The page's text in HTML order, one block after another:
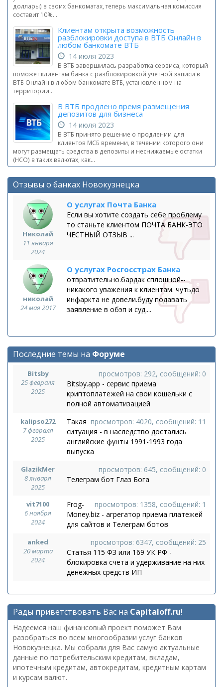
доллары) в своих банкоматах, теперь максимальная комиссия
составит 10%...
Клиентам открыта возможность
разблокировки доступа в ВТБ Онлайн в
любом банкомате ВТБ
14 июля 2023
В ВТБ завершилась разработка сервиса, который
поможет клиентам банка с разблокировкой учетной записи в
ВТБ Онлайн в любом банкомате ВТБ, установленном на
территории...
В ВТБ продлено время размещения
депозитов для бизнеса
14 июля 2023
В ВТБ принято решение о продлении для
клиентов МСБ времени, в течении которого они
могут размещать средства в депозиты и неснижаемые остатки
(НСО) в таких валютах, как...
Отзывы о банках Новокузнецка
Николай
11 января
2024
О услугах Почта Банка
Если вы хотите создать себе проблему
то станьте клиентом ПОЧТА БАНК-ЭТО
ЧЕСТНЫЙ ОТЗЫВ ...
николай
24 мая 2017
О услугах Росгосстрах Банка
отвратительно.бардак сплошной--
никакого уважения к клиентам. чутьдо
инфаркта не довели.буду подавать
заявление в обэп и суд....
Последние темы на Форуме
Bitsby
25 февраля
2025
просмотров: 292, сообщений: 0
Bitsby.app - сервис приема
криптоплатежей на свои кошельки с
полной автоматизацией
kalipso272
7 февраля
2025
просмотров: 4020, сообщений: 11
Такая
ситуация - в наследство достались
английские фунты 1991-1993 года
выпуска
GlazikMer
8 января
2025
просмотров: 645, сообщений: 0
Телеграм бот Глаз Бога
vit7100
6 ноября
2024
просмотров: 1358, сообщений: 1
Frog-
Money.biz - агрегатор приема платежей
для сайтов и Телеграм ботов
anked
20 марта
2024
просмотров: 6347, сообщений: 25
Статья 115 ФЗ или 169 УК РФ -
блокировка счета и удерживание на них
денежных средств ИП
Рады приветствовать Вас на Capitaloff.ru!
Надеемся наш финансовый проект поможет Вам
разобраться во всем многообразии услуг банков
Новокузнецка. Мы собрали для Вас самую актуальные
данные по потребительским кредитам, вкладам,
ипотечным кредитам, автокредитам, кредитным картам
и курсам валют.